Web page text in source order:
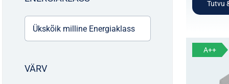
VÄRV
Tutvu
A++